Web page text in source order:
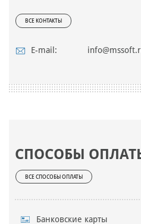
ВСЕ КОНТАКТЫ
E-mail:
СПОСОБЫ
ВСЕ СПОСОБЫ ОПЛАТЫ
Банковские карты